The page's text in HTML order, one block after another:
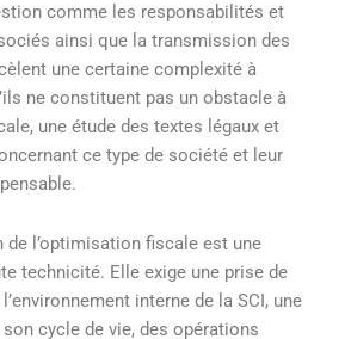
comme les responsabilités et
ainsi que la transmission des
une certaine complexité à
ne constituent pas un obstacle à
une étude des textes légaux et
ce type de société et leur
l’optimisation fiscale est une
technicité. Elle exige une prise de
interne de la SCI, une
cycle de vie, des opérations